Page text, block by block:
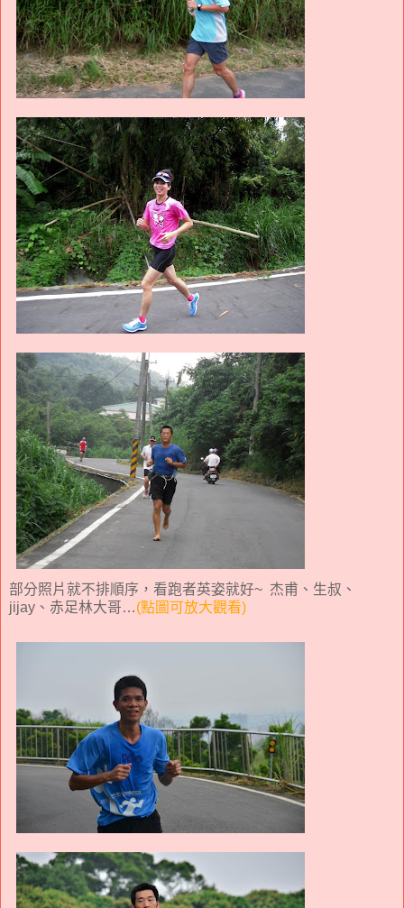
部分照片就不排順序，看跑者英姿就好~ 杰甫、生叔、
jijay、赤足林大哥…(點圖可放大觀看)